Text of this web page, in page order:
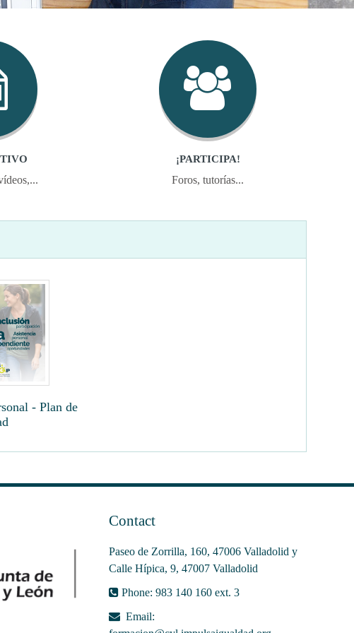
¡PARTICIPA!
Foros, tutorías...
- Plan de
Contact
Paseo de Zorrilla, 160, 47006 Valladolid y
Calle Hípica, 9, 47007 Valladolid
Phone: 983 140 160 ext. 3
Email: